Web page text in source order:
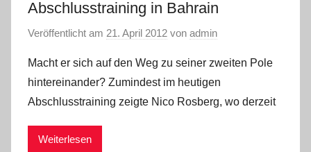
Abschlusstraining in Bahrain
Veröffentlicht am 21. April 2012 von admin
Macht er sich auf den Weg zu seiner zweiten Pole
hintereinander? Zumindest im heutigen
Abschlusstraining zeigte Nico Rosberg, wo derzeit
Weiterlesen